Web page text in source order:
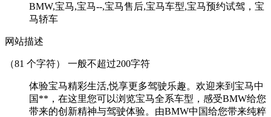
BMW,宝马,宝马--,宝马售后,宝马车型,宝马预约试驾，宝
马轿车
网站描述
（81 个字符） 一般不超过200字符
体验宝马精彩生活,悦享更多驾驶乐趣。欢迎来到宝马中
国**，在这里您可以浏览宝马全系车型，感受BMW给您
带来的创新精神与驾驶体验。由BMW中国给您带来纯粹